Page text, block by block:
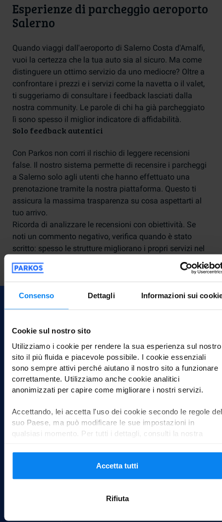
Consenso Dettagli Informazioni sui
Cookie sul nostro sito
Utilizziamo i cookie per rendere la sua esperienza sul nostro
sito il più fluida e piacevole possibile. I cookie essenziali
sono sempre attivi perché aiutano il nostro sito a funzionare
correttamente. Utilizziamo anche cookie analitici
anonimizzati per capire come migliorare i nostri servizi.
Accettando, lei accetta l'uso dei cookie secondo le regole del
suo Paese, ma può modificare le sue impostazioni in
qualsiasi momento. Per tutti i dettagli, consulti la nostra
Accetta tutti
Rifiuta
Esperienze di parcheggio aeroporto
Salerno
Quando viaggi dall'aeroporto di Salerno Costa d'Amalfi,
vuoi la certezza che la tua auto sia al sicuro. Ma come
distinguere un ottimo servizio da uno mediocre? Oltre a
confrontare i prezzi e i servizi come la navetta o il valet,
ti suggeriamo di consultare i feedback lasciati dalla
nostra community. Le parole di chi ha già parcheggiato
lì sono spesso il miglior indicatore di affidabilità.
Solo feedback autentici
Con Parkos non corri il rischio di leggere recensioni
false. Il nostro sistema permette di recensire i parcheggi
a Salerno solo agli utenti che hanno effettuato una
prenotazione tramite la nostra piattaforma. Questo ti
assicura la massima trasparenza su cosa aspettarti al
tuo arrivo.
Ricorda di analizzare le recensioni con obiettività. Se
noti un commento negativo, verifica quando è stato
scritto: spesso le strutture migliorano i propri servizi nel
tempo grazie ai feedback ricevuti. Dai sempre priorità
alle esperienze più attuali.
Aeroporti
Parcheggio Malpensa
Parcheggio Orio al Serio
Parcheggio Fiumicino
Tutti gli aeroporti
Modalità di trasporto
Parcheggio con bus navetta
Park, Sleep & Fly